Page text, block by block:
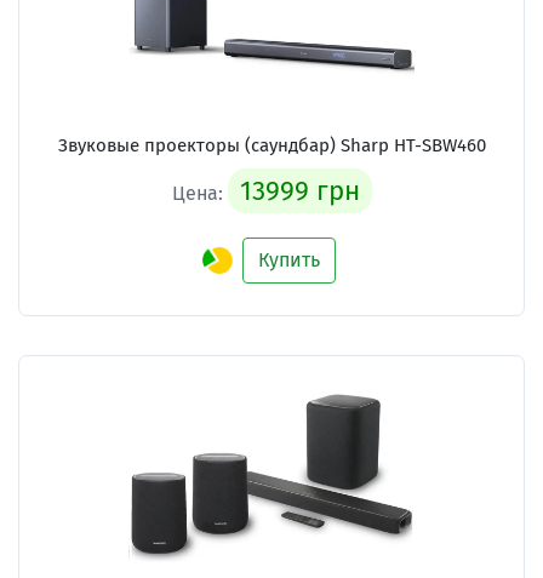
Звуковые проекторы (саундбар) Sharp HT-SBW460
Цена: 13999 грн
Купить